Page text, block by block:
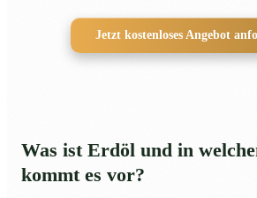
Jetzt kostenloses Angebot
Was ist Erdöl und in
kommt es vor?